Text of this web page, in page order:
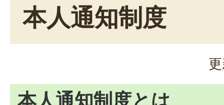
本人通知制度
本人通知制度とは